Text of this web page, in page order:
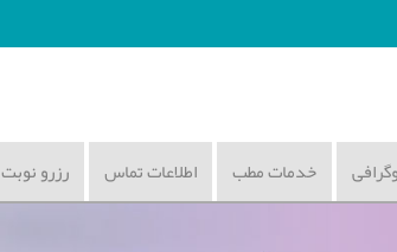
خدمات مطب اطلاعات تماس رزرو نوبت